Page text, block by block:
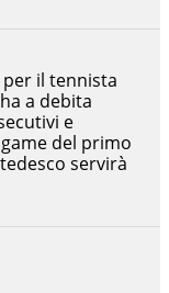
il tennista
a debita
e
del primo
servirà